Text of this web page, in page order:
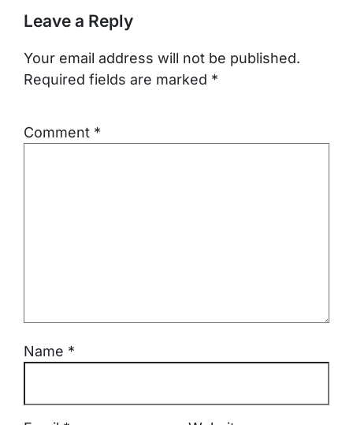
Leave a Reply
Your email address will not be published.
Required fields are marked *
Comment *
Name *